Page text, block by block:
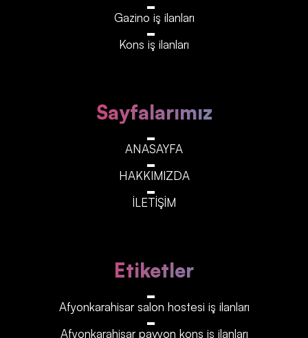
Gazino iş ilanları
Kons iş ilanları
Sayfalarımız
ANASAYFA
HAKKIMIZDA
İLETİŞİM
Etiketler
Afyonkarahisar‎‎‎‎ salon hostesi iş ilanları
Afyonkarahisar‎‎‎‎ pavyon kons iş ilanları